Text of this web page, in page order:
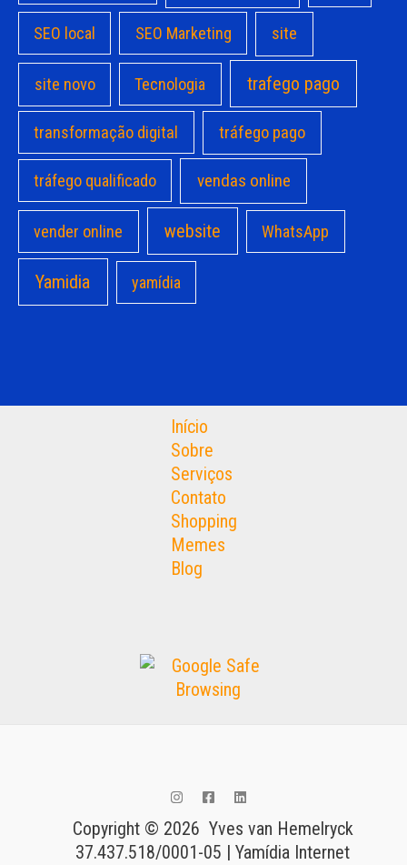
SEO local SEO Marketing site
site novo Tecnologia trafego pago
transformação digital tráfego pago
tráfego qualificado vendas online
vender online website WhatsApp
Yamidia yamídia
Início
Sobre
Serviços
Contato
Shopping
Memes
Blog
Copyright © 2026 Yves van Hemelryck
37.437.518/0001-05 | Yamídia Internet